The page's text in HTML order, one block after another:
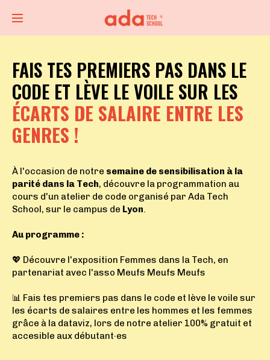
FAIS TES PREMIERS PAS DANS LE
CODE ET LÈVE LE VOILE SUR LES
ÉCARTS DE SALAIRE ENTRE LES
GENRES !
À l'occasion de notre semaine de sensibilisation à la
parité dans la Tech, découvre la programmation au
cours d'un atelier de code organisé par Ada Tech
School, sur le campus de Lyon.
Au programme :
💖 Découvre l'exposition Femmes dans la Tech, en
partenariat avec l'asso Meufs Meufs Meufs
📊 Fais tes premiers pas dans le code et lève le voile sur
les écarts de salaires entre les hommes et les femmes
grâce à la dataviz, lors de notre atelier 100% gratuit et
accesible aux débutant·es